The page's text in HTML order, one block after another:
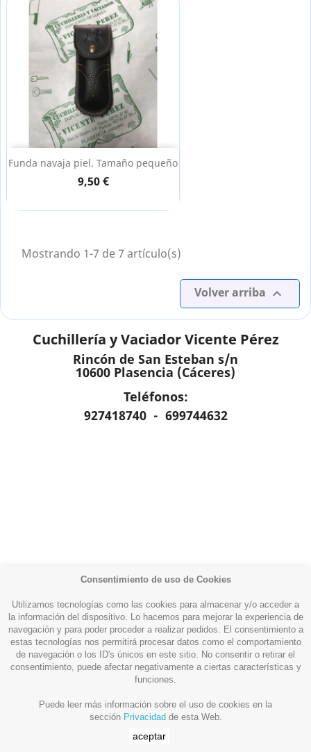
Funda navaja piel. Tamaño pequeño
9,50 €
Mostrando 1-7 de 7 artículo(s)
Volver arriba 
Cuchillería y Vaciador Vicente Pérez
Rincón de San Esteban s/n
10600 Plasencia (Cáceres)
Teléfonos:
927418740 - 699744632
Productos 
Consentimiento de uso de Cookies
Utilizamos tecnologías como las cookies para almacenar y/o acceder a
la información del dispositivo. Lo hacemos para mejorar la experiencia de
navegación y para poder proceder a realizar pedidos. El consentimiento a
estas tecnologías nos permitirá procesar datos como el comportamiento
de navegación o los ID's únicos en este sitio. No consentir o retirar el
consentimiento, puede afectar negativamente a ciertas características y
funciones.
Puede leer más información sobre el uso de cookies en la
sección Privacidad de esta Web.
aceptar